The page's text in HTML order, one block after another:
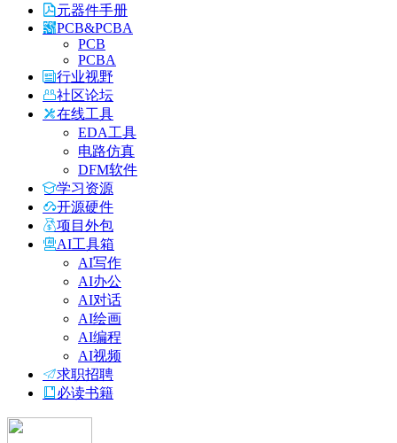
元器件手册
PCB&PCBA
PCB
PCBA
行业视野
社区论坛
在线工具
EDA工具
电路仿真
DFM软件
学习资源
开源硬件
项目外包
AI工具箱
AI写作
AI办公
AI对话
AI绘画
AI编程
AI视频
求职招聘
必读书籍